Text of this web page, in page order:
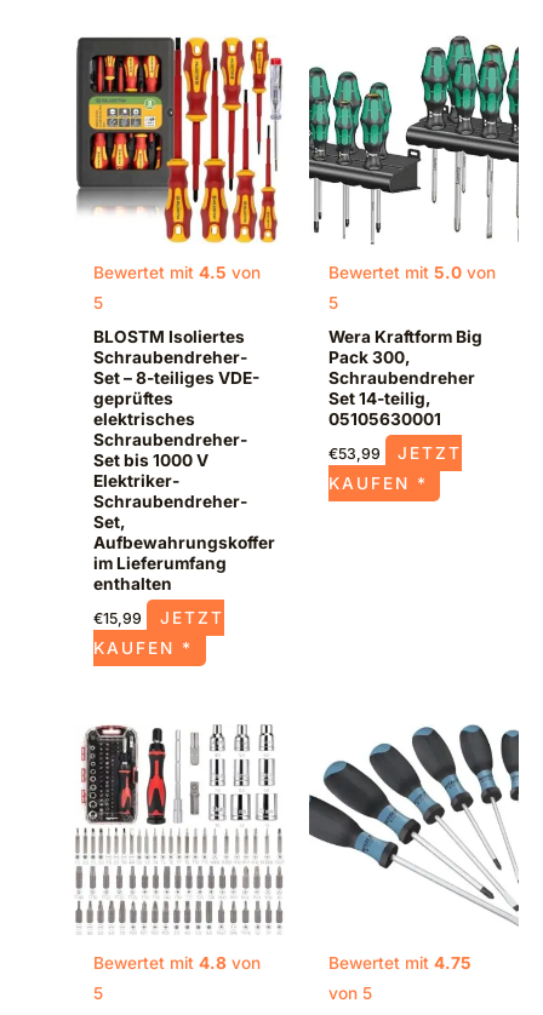
Bewertet mit4.5 von
5
BLOSTM Isoliertes
Schraubendreher-
Set – 8-teiliges VDE-
geprüftes
elektrisches
Schraubendreher-
Set bis 1000 V
Elektriker-
Schraubendreher-
Set,
Aufbewahrungskoffer
im Lieferumfang
enthalten
€15,99
JETZT
KAUFEN *
Bewertet mit 5.0von
5
Wera Kraftform Big
Pack 300,
Schraubendreher
Set 14-teilig,
05105630001
€53,99
JETZT
KAUFEN *
Bewertet mit4.8 von
5
Bewertet mit 4.75
von 5